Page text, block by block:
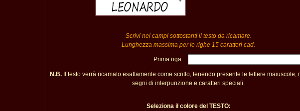
Scrivi nei campi sottostanti il testo da ricamare.
Lunghezza massima per le righe 15 caratteri cad.
Prima riga:
N.B.Il testo verrà ricamato esattamente come scritto, tenendo presente le lettere maiuscole,
segni di interpunzione e caratteri speciali.
Seleziona il colore del TESTO: